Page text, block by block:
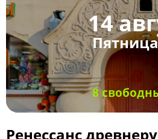
14
8
Ренессанс